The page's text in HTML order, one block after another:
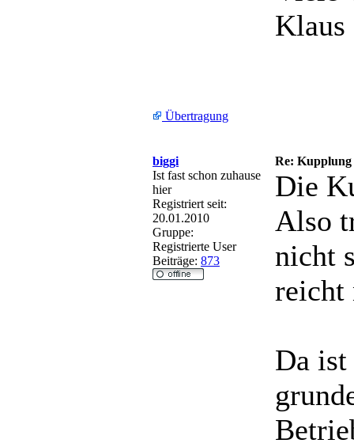
Klaus
Übertragung
biggi
Re: Kupplung
Ist fast schon zuhause
hier
Registriert seit:
20.01.2010
Gruppe:
Registrierte User
Beiträge: 873
Die
Also
nicht
reicht
Da ist